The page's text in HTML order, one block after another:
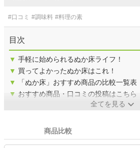
#口コミ #調味料 #料理の素
目次
▼ 手軽に始められるぬか床ライフ！
▼ 買ってよかったぬか床はこれ！
▼
「ぬか床」おすすめ商品の比較一覧表
▼ おすすめ商品・口コミの投稿はこちら
全てを見る
商品比較